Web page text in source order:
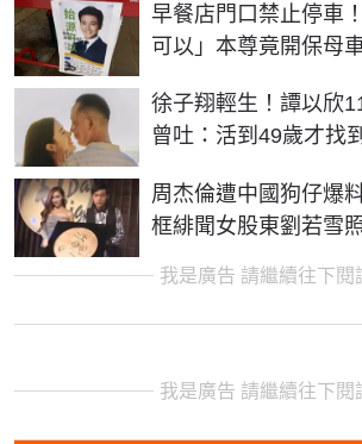
早餐店門口禁止停車
可以」本尊竟開保母
徐子翔輕生！譚以欣
曾吐：活到49歲才找
周杰倫遭中國狗仔爆
框緋聞女股東劉若雪
我是廣告 請繼續往下閱
我是廣告 請繼續往下閱